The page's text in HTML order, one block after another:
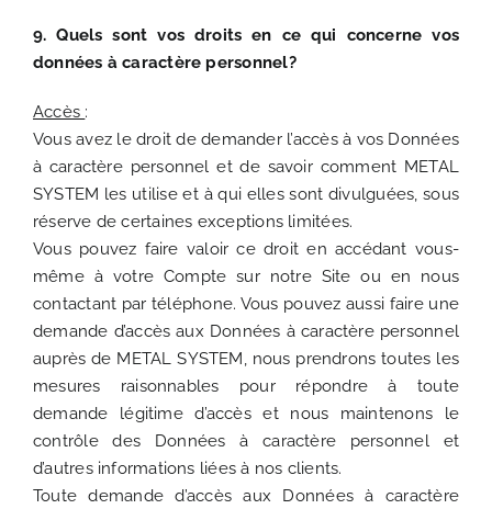
9. Quels sont vos droits en ce qui concerne vos
données à caractère personnel?
Accès :
Vous avez le droit de demander l’accès à vos Données
à caractère personnel et de savoir comment METAL
SYSTEM les utilise et à qui elles sont divulguées, sous
réserve de certaines exceptions limitées.
Vous pouvez faire valoir ce droit en accédant vous-
même à votre Compte sur notre Site ou en nous
contactant par téléphone. Vous pouvez aussi faire une
demande d’accès aux Données à caractère personnel
auprès de METAL SYSTEM, nous prendrons toutes les
mesures raisonnables pour répondre à toute
demande légitime d’accès et nous maintenons le
contrôle des Données à caractère personnel et
d’autres informations liées à nos clients.
Toute demande d’accès aux Données à caractère